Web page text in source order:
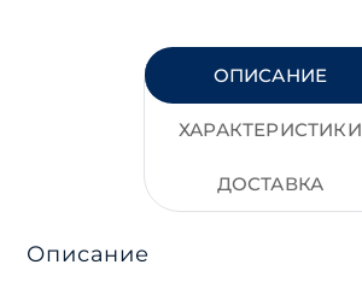
ОПИСАНИЕ
ХАРАКТЕРИСТИКИ
ДОСТАВКА
Описание